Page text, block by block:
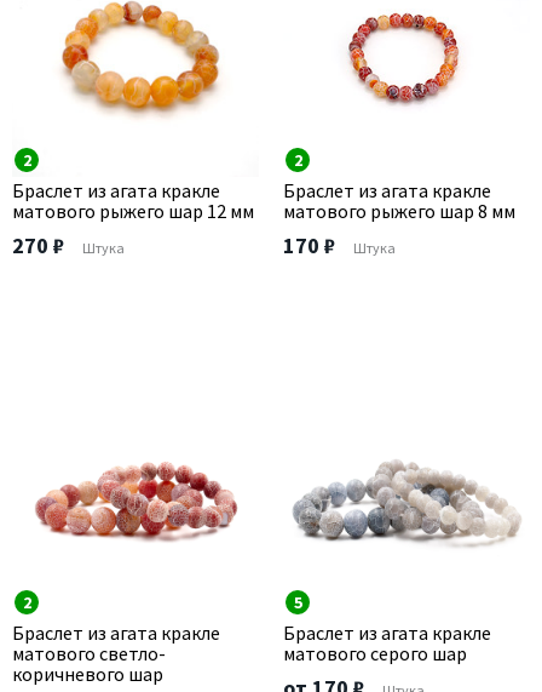
2
Браслет из агата кракле
матового рыжего шар 12 мм
270 ₽ Штука
2
Браслет из агата кракле
матового рыжего шар 8 мм
170 ₽ Штука
2
Браслет из агата кракле
матового светло-
коричневого шар
5
Браслет из агата кракле
матового серого шар